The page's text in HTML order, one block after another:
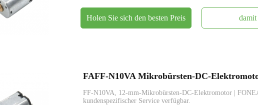
Holen Sie sich den besten Preis
FAFF-N10VA Mikrobürsten-DC-
FF-N10VA, 12-mm-Mikrobürsten-DC-Elektromotor |
kundenspezifischer Service verfügbar.